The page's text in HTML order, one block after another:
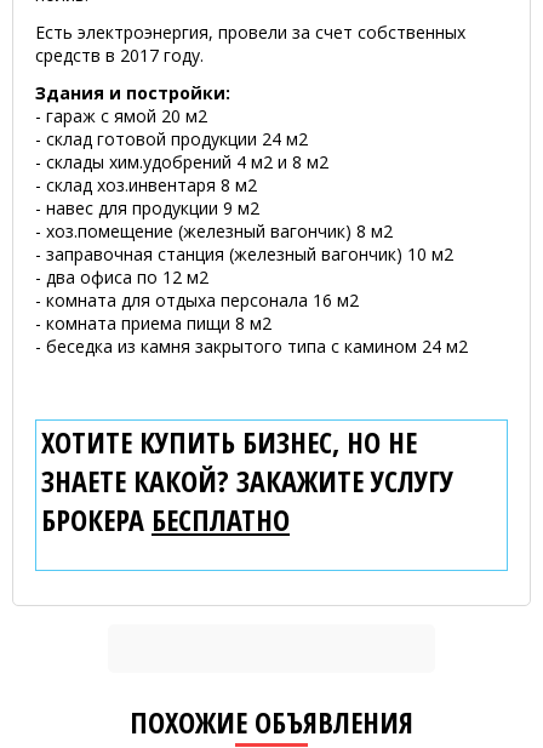
Есть электроэнергия, провели за счет собственных
средств в 2017 году.
Здания и постройки:
- гараж с ямой 20 м2
- склад готовой продукции 24 м2
- склады хим.удобрений 4 м2 и 8 м2
- склад хоз.инвентаря 8 м2
- навес для продукции 9 м2
- хоз.помещение (железный вагончик) 8 м2
- заправочная станция (железный вагончик) 10 м2
- два офиса по 12 м2
- комната для отдыха персонала 16 м2
- комната приема пищи 8 м2
- беседка из камня закрытого типа с камином 24 м2
ХОТИТЕ КУПИТЬ БИЗНЕС, НО НЕ
ЗНАЕТЕ КАКОЙ? ЗАКАЖИТЕ УСЛУГУ
БРОКЕРА БЕСПЛАТНО
ПОХОЖИЕ ОБЪЯВЛЕНИЯ